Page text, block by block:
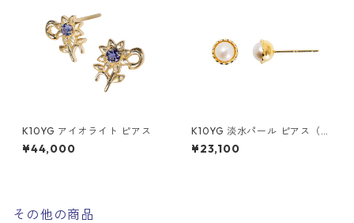
K10YG アイオライト ピアス
¥44,000
K10YG 淡水パール ピアス（ス
タッド）
¥23,100
その他の商品